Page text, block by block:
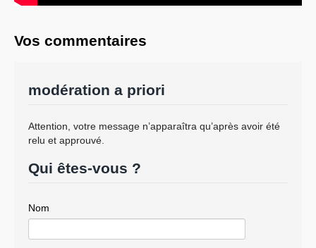
Vos commentaires
modération a priori
Attention, votre message n’apparaîtra qu’après avoir été
relu et approuvé.
Qui êtes-vous ?
Nom